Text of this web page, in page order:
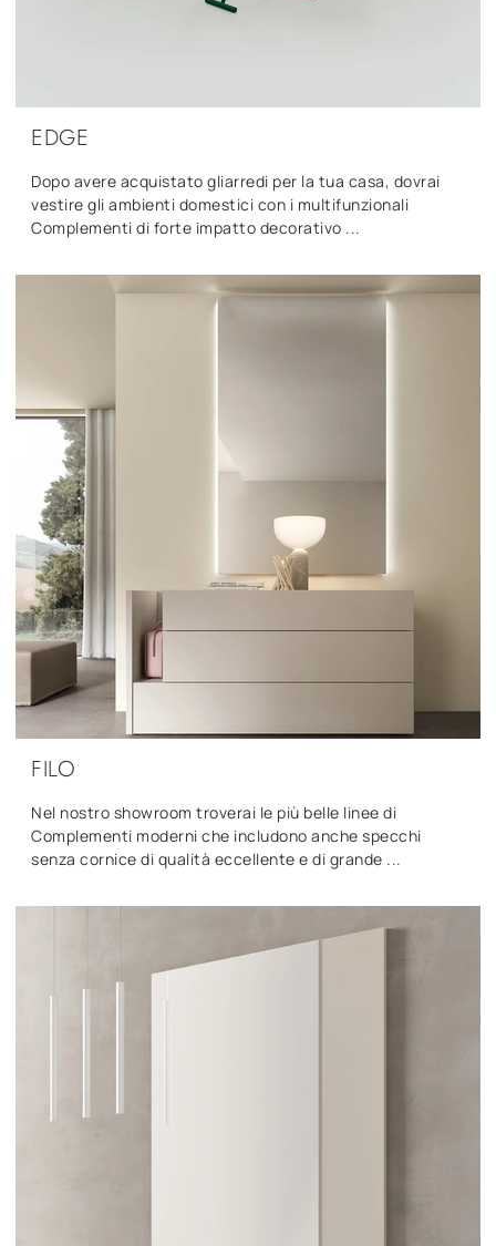
EDGE
Dopo avere acquistato gliarredi per la tua casa, dovrai
vestire gli ambienti domestici con i multifunzionali
Complementi di forte impatto decorativo ...
FILO
Nel nostro showroom troverai le più belle linee di
Complementi moderni che includono anche specchi
senza cornice di qualità eccellente e di grande ...